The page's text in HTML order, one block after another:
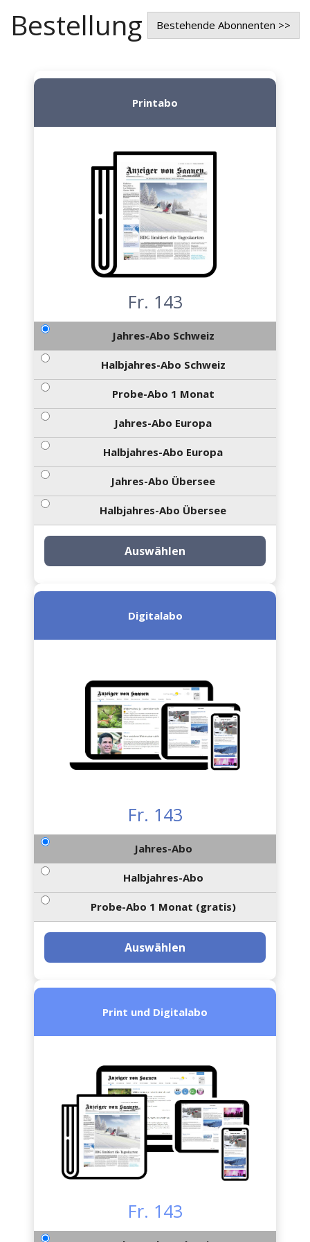
Bestellung Bestehende Abonnenten >>
Printabo
Fr. 143
Jahres-Abo Schweiz
Halbjahres-Abo Schweiz
Probe-Abo 1 Monat
Jahres-Abo Europa
Halbjahres-Abo Europa
Jahres-Abo Übersee
Halbjahres-Abo Übersee
Auswählen
Digitalabo
Fr. 143
Jahres-Abo
Halbjahres-Abo
Probe-Abo 1 Monat (gratis)
Auswählen
Print und Digitalabo
Fr. 143